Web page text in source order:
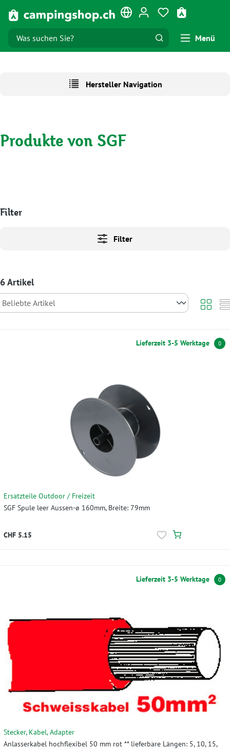
Zum Hauptinhalt springen Du hast 0
Menü
Hersteller Navigation
Produkte von SGF
Filter
Filter
Artikel
Lieferzeit 3-5 Werktage 0
Ersatzteile Outdoor / Freizeit
SGF Spule leer Aussen-ø 160mm, Breite: 79mm
CHF 5.15
Lieferzeit 3-5 Werktage 0
Stecker, Kabel, Adapter
Anlasserkabel hochflexibel 50 mm rot ** lieferbare Längen: 5, 10, 15,